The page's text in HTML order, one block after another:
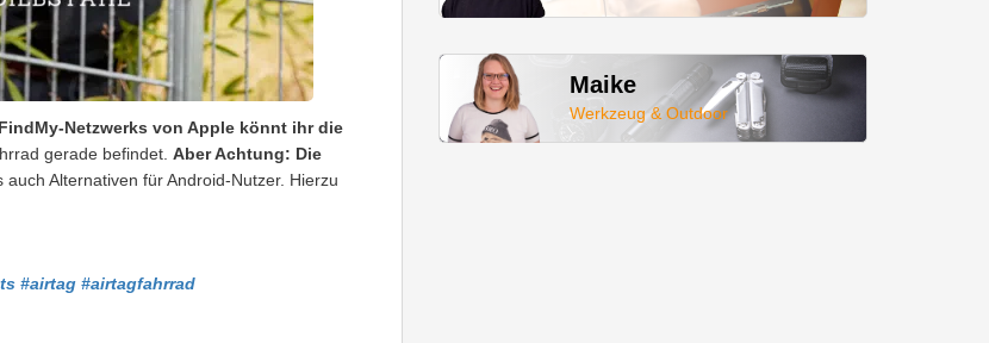
Netzwerks von Apple könnt ihr die
gerade befindet. Aber Achtung: Die
auch Alternativen für Android-Nutzer. Hierzu
#airtag #airtagfahrrad
Maike
Werkzeug & Outdoor